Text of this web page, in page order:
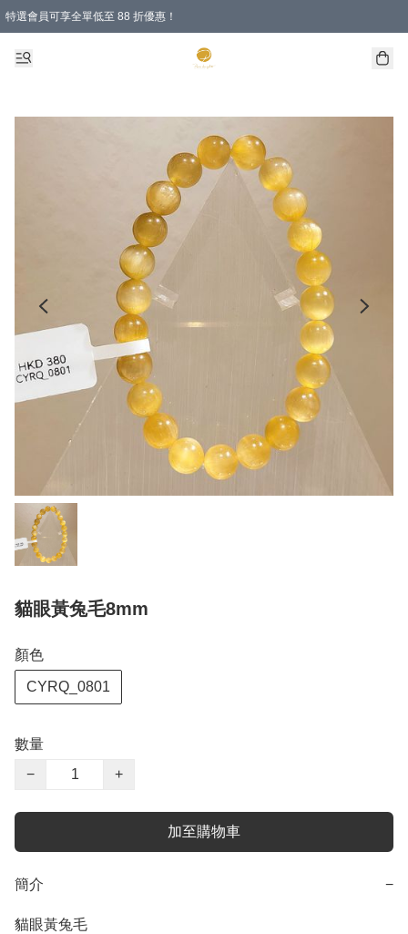
特選會員可享全單低至 88 折優惠！
購物滿 HKD 1000.00即享免運費優惠！（適用於 特定的送貨方式 )
貓眼黃兔毛8mm
顏色
CYRQ_0801
數量
−
+
加至購物車
簡介 −
貓眼黃兔毛